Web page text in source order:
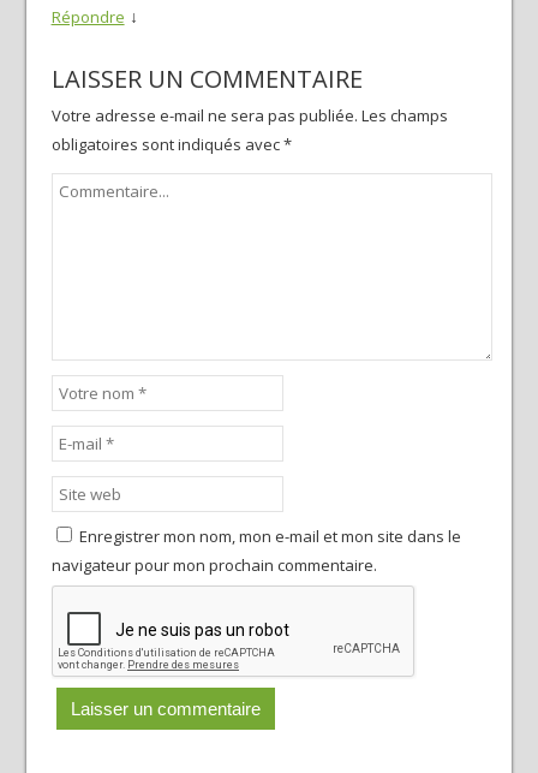
Répondre ↓
LAISSER UN COMMENTAIRE
Votre adresse e-mail ne sera pas publiée. Les champs
obligatoires sont indiqués avec*
Enregistrer mon nom, mon e-mail et mon site dans le
navigateur pour mon prochain commentaire.